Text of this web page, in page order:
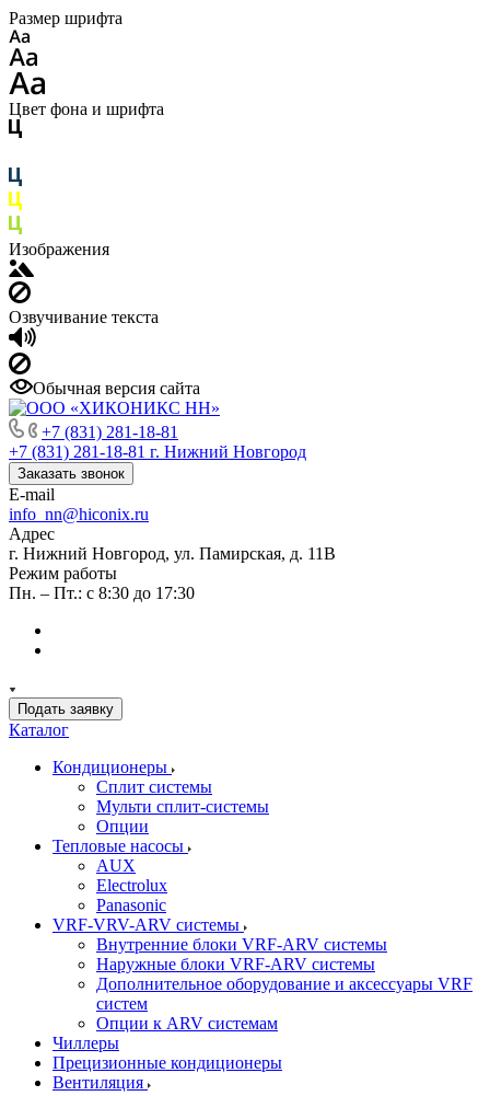
Размер шрифта
Цвет фона и шрифта
Изображения
Озвучивание текста
Обычная версия сайта
+7 (831) 281-18-81
+7 (831) 281-18-81 г. Нижний Новгород
Заказать звонок
E-mail
info_nn@hiconix.ru
Адрес
г. Нижний Новгород, ул. Памирская, д. 11В
Режим работы
Пн. – Пт.: с 8:30 до 17:30
Подать заявку
Каталог
Кондиционеры
Сплит системы
Мульти сплит-системы
Опции
Тепловые насосы
AUX
Electrolux
Panasonic
VRF-VRV-ARV системы
Внутренние блоки VRF-ARV системы
Наружные блоки VRF-ARV системы
Дополнительное оборудование и аксессуары VRF
систем
Опции к ARV системам
Чиллеры
Прецизионные кондиционеры
Вентиляция